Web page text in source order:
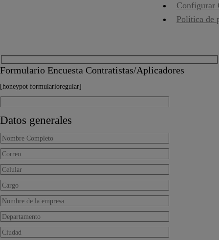
Configurar
Política de
Formulario Encuesta Contratistas/Aplicadores
[honeypot formularioregular]
Datos generales